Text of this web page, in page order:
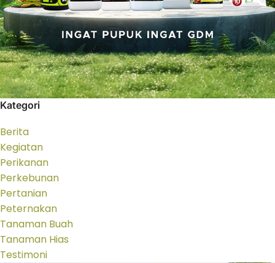
Kategori
Berita
Kegiatan
Perikanan
Perkebunan
Pertanian
Peternakan
Tanaman Buah
Tanaman Hias
Testimoni